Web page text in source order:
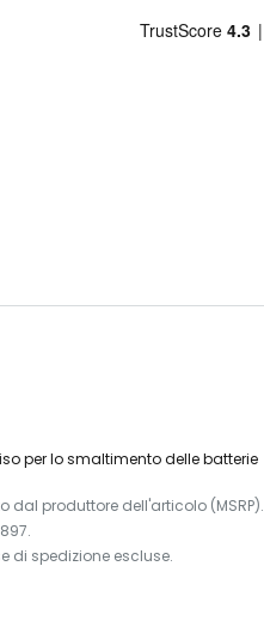
per lo smaltimento delle batterie
produttore dell'articolo (MSRP).
di spedizione escluse.